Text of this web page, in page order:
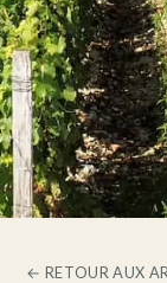
← RETOUR AUX